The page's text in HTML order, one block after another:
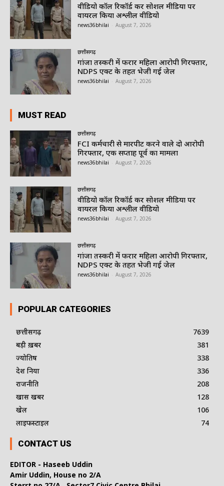
वीडियो कॉल रिकॉर्ड कर सोशल मीडिया पर
वायरल किया अश्लील वीडियो
news36bhilai August 7, 2026
छत्तीसगढ़
गांजा तस्करी में फरार महिला आरोपी गिरफ्तार,
NDPS एक्ट के तहत भेजी गई जेल
news36bhilai August 7, 2026
MUST READ
छत्तीसगढ़
FCI कर्मचारी से मारपीट करने वाले दो आरोपी
गिरफ्तार, एक सप्ताह पूर्व का मामला
news36bhilai August 7, 2026
छत्तीसगढ़
वीडियो कॉल रिकॉर्ड कर सोशल मीडिया पर
वायरल किया अश्लील वीडियो
news36bhilai August 7, 2026
छत्तीसगढ़
गांजा तस्करी में फरार महिला आरोपी गिरफ्तार,
NDPS एक्ट के तहत भेजी गई जेल
news36bhilai August 7, 2026
POPULAR CATEGORIES
छत्तीसगढ़
7639
बड़ी ख़बर
381
ज्योतिष
338
देश दुनिया
336
राजनीति
208
खास खबर
128
खेल
106
लाइफस्टाइल
74
CONTACT US
EDITOR - Haseeb Uddin
Amir Uddin, House no 2/A